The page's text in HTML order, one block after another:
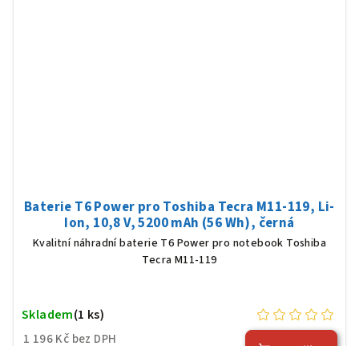
Baterie T6 Power pro Toshiba Tecra M11-119, Li-
Ion, 10,8 V, 5200 mAh (56 Wh), černá
Kvalitní náhradní baterie T6 Power pro notebook Toshiba
Tecra M11-119
1 196 Kč bez DPH
Skladem(1 ks)